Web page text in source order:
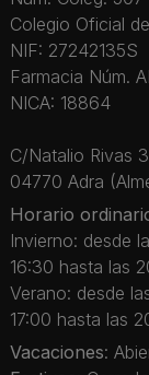
Colegio Oficial
NIF: 27242135S
Farmacia Núm.
NICA: 18864
C/Natalio Rivas
04770 Adra
Horario
Invierno: desde
16:30 hasta las
Verano: desde
17:00 hasta las
Vacaciones: